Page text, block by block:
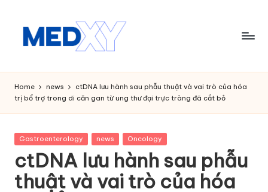
M
e
d
x
y
A
Home news
ctDNA lưu hành sau phẫu thuật và vai trò của hóa
trị bổ trợ trong di căn gan từ ung thư đại trực tràng đã cắt bỏ
Posted
Gastroenterology news Oncology
ctDNA lưu hành sau phẫu
thuật và vai trò của hóa